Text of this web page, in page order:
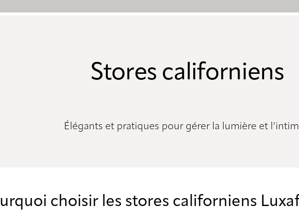
Stores californiens
Élégants et pratiques pour gérer la lumière et
choisir les stores californiens